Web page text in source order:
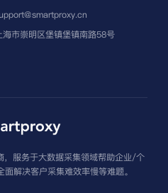
海市崇明区堡镇堡镇南路58号
服务于大数据采集领域帮助企业/个
解决客户采集难效率慢等难题。